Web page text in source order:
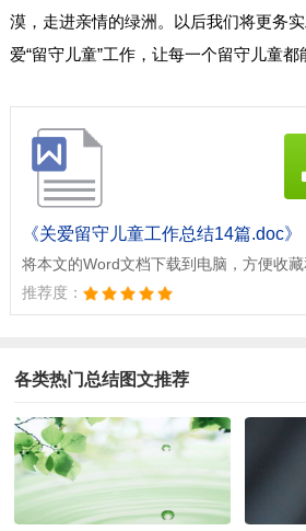
漠，走进亲情的绿洲。以后我们将更务
爱“留守儿童”工作，让每一个留守儿童都
《关爱留守儿童工作总结14篇.doc》
将本文的Word文档下载到电脑，方便收
推荐度：
各类热门总结图文推荐